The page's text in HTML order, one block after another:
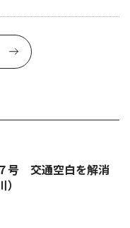
号 交通空白を解消